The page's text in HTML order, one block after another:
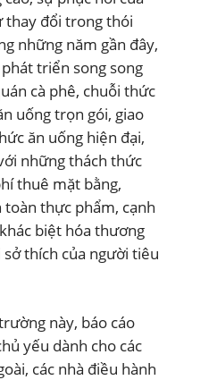
thay đổi trong thói
những năm gần đây,
triển song song
cà phê, chuỗi thức
uống trọn gói, giao
ăn uống hiện đại,
những thách thức
thuê mặt bằng,
toàn thực phẩm, cạnh
biệt hóa thương
thích của người tiêu
này, báo cáo
yếu dành cho các
các nhà điều hành